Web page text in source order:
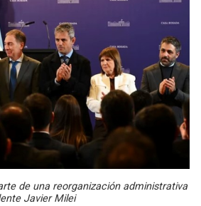
de una reorganización administrativa
Javier Milei